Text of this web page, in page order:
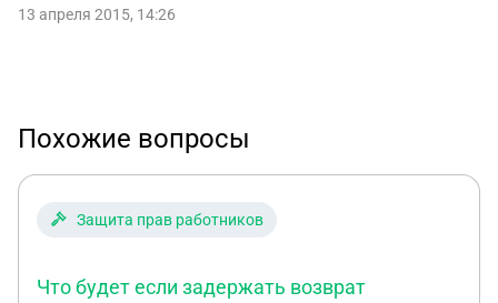
13 апреля 2015, 14:26
Похожие вопросы
Защита прав работников
Что будет если задержать возврат